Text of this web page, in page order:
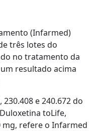
(Infarmed)
três lotes do
no tratamento da
resultado acima
e 240.672 do
toLife,
mg, refere o Infarmed